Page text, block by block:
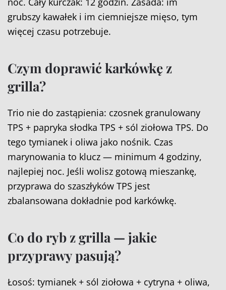
grubszy kawałek i im ciemniejsze mięso, tym
więcej czasu potrzebuje.
Czym doprawić karkówkę z
grilla?
Trio nie do zastąpienia: czosnek granulowany
TPS + papryka słodka TPS + sól ziołowa TPS. Do
tego tymianek i oliwa jako nośnik. Czas
marynowania to klucz — minimum 4 godziny,
najlepiej noc. Jeśli wolisz gotową mieszankę,
przyprawa do szaszłyków TPS jest
zbalansowana dokładnie pod karkówkę.
Co do ryb z grilla — jakie
przyprawy pasują?
Łosoś: tymianek + sól ziołowa + cytryna + oliwa,